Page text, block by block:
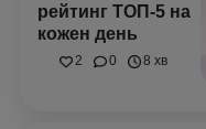
рейтинг ТОП-5 на
кожен день
2 0 8 хв